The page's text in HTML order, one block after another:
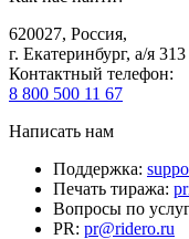
620027, Россия,
г. Екатеринбург, а/я 313
Контактный телефон:
8 800 500 11 67
Написать нам
Поддержка:
Печать тиража:
Вопросы по
PR: pr@ridero.ru